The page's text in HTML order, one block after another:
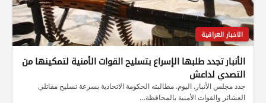
الاخبار العراقية
الأنبار تجدد طلبها الإسراع بتسليح القوات الأمنية لتمكينها من
التصدي لداعش
جدد مجلس الأنبار. اليوم. مطالبته الحكومة الاتحادية بسرعة تسليح مقاتلي
العشائر والقوات الأمنية بالمحافظة…